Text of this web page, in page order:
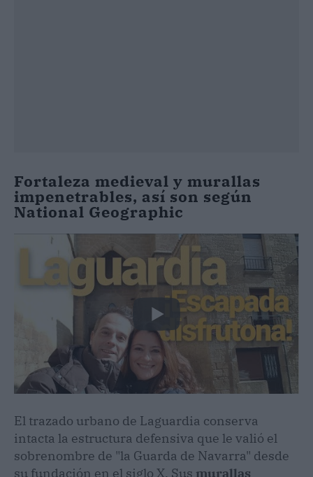
Fortaleza medieval y murallas
impenetrables, así son según
National Geographic
El trazado urbano de Laguardia conserva
intacta la estructura defensiva que le valió el
sobrenombre de "la Guarda de Navarra" desde
su fundación en el siglo X. Sus murallas